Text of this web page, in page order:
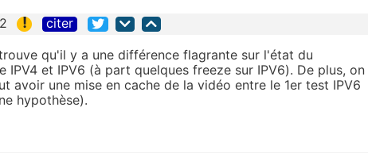
! citer
qu'il y a une différence flagrante sur l'état du
IPV4 et IPV6 (à part quelques freeze sur IPV6). De plus, on
avoir une mise en cache de la vidéo entre le 1er test IPV6
hypothèse).